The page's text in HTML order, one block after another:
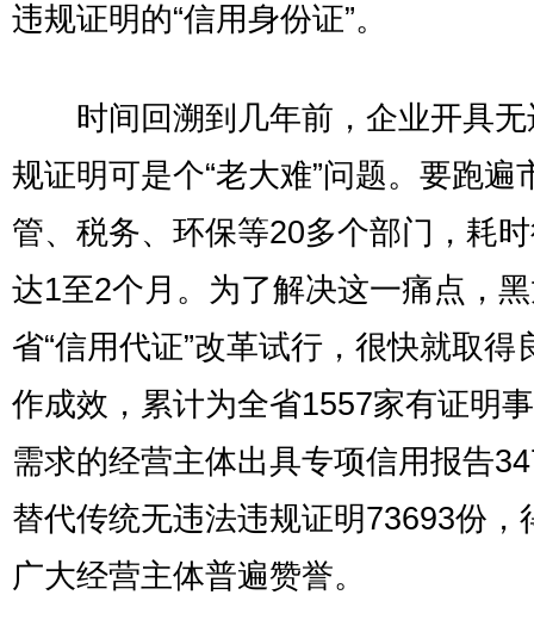
违规证明的“信用身份证”。
时间回溯到几年前，企业开具无
规证明可是个“老大难”问题。要跑遍
管、税务、环保等20多个部门，耗
达1至2个月。为了解决这一痛点，
省“信用代证”改革试行，很快就取得
作成效，累计为全省1557家有证明
需求的经营主体出具专项信用报告
替代传统无违法违规证明73693份，
广大经营主体普遍赞誉。